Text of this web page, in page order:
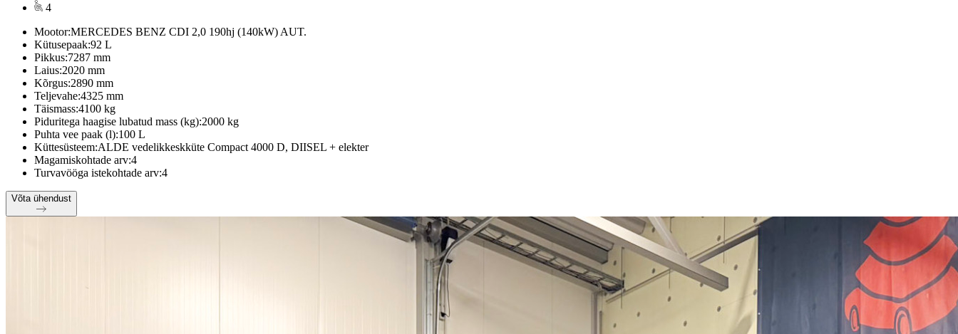
4
Mootor:MERCEDES BENZ CDI 2,0 190hj (140kW) AUT.
Kütusepaak:92 L
Pikkus:7287 mm
Laius:2020 mm
Kõrgus:2890 mm
Teljevahe:4325 mm
Täismass:4100 kg
Piduritega haagise lubatud mass (kg):2000 kg
Puhta vee paak (l):100 L
Küttesüsteem:ALDE vedelikkeskküte Compact 4000 D, DIISEL + elekter
Magamiskohtade arv:4
Turvavööga istekohtade arv:4
Võta ühendust